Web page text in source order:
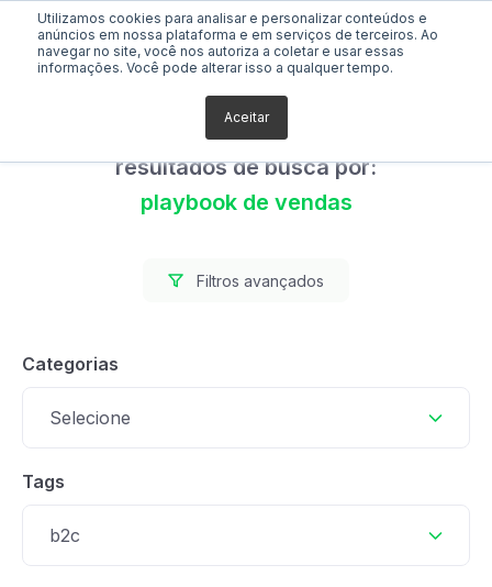
Utilizamos cookies para analisar e personalizar conteúdos e
anúncios em nossa plataforma e em serviços de terceiros. Ao
navegar no site, você nos autoriza a coletar e usar essas
informações. Você pode alterar isso a qualquer tempo.
Aceitar
Foram encontrados 1
resultados de busca por:
playbook de vendas
Filtros avançados
Categorias
Selecione
Tags
b2c